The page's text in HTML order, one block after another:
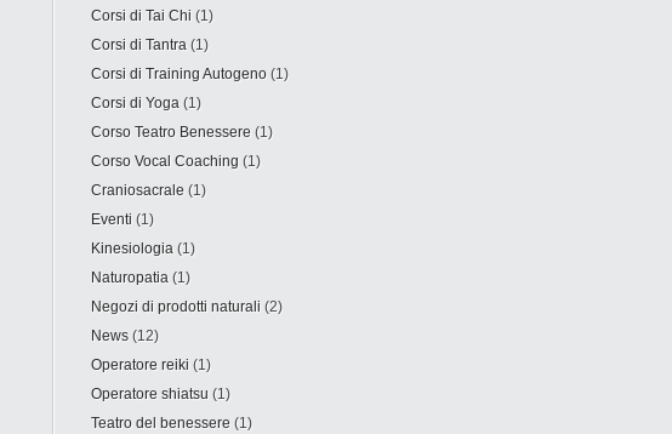
Corsi di Tai Chi (1)
Corsi di Tantra (1)
Corsi di Training Autogeno (1)
Corsi di Yoga (1)
Corso Teatro Benessere (1)
Corso Vocal Coaching (1)
Craniosacrale (1)
Eventi (1)
Kinesiologia (1)
Naturopatia (1)
Negozi di prodotti naturali (2)
News (12)
Operatore reiki (1)
Operatore shiatsu (1)
Teatro del benessere (1)